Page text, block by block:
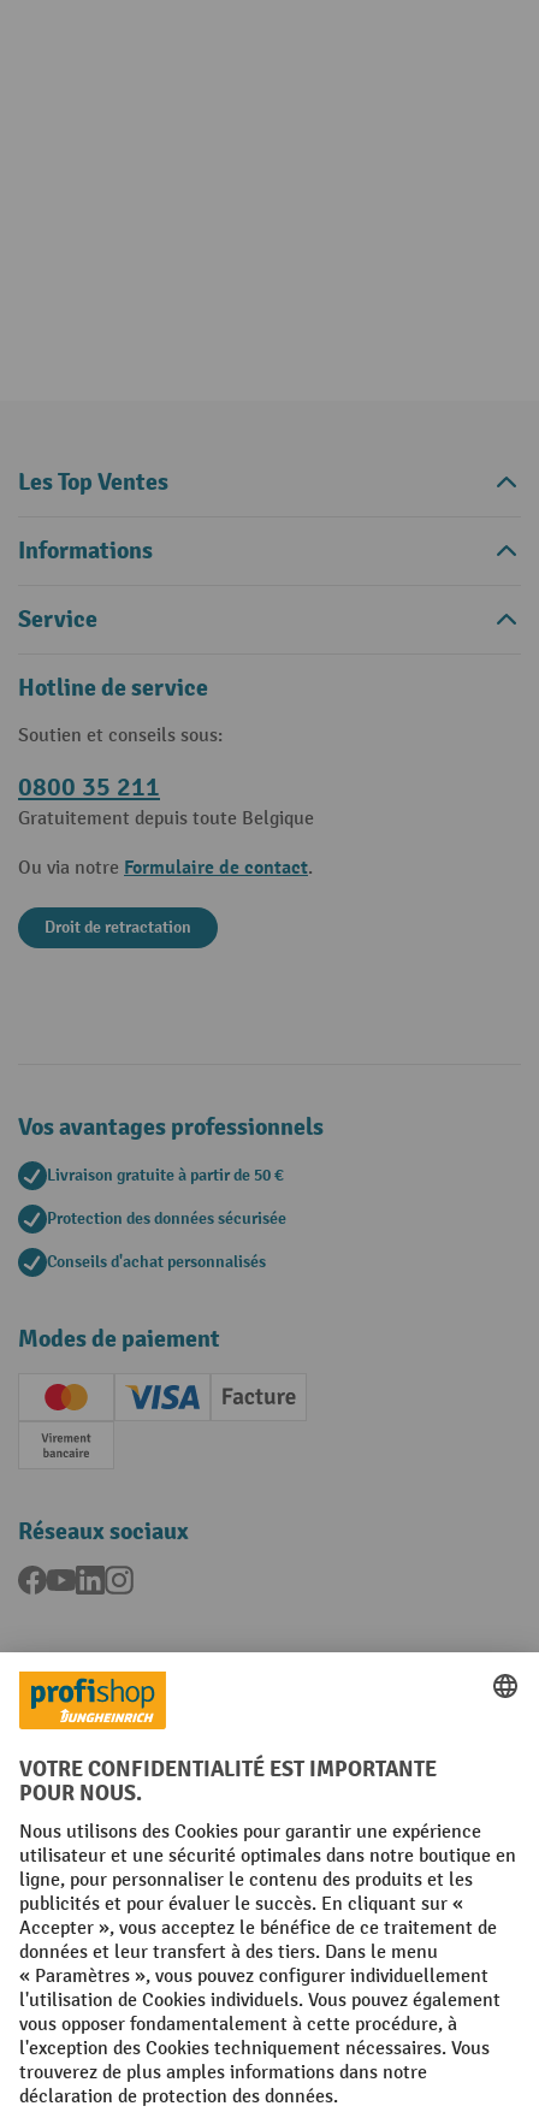
Les Top Ventes
Informations
Service
Hotline de service
Soutien et conseils sous:
0800 35 211
Gratuitement depuis toute Belgique
Ou via notre Formulaire de contact.
Droit de retractation
Vos avantages professionnels
Livraison gratuite à partir de 50 €
Protection des données sécurisée
Conseils d'achat personnalisés
Modes de paiement
Creditcard (Master)Creditcard (Visa)
Facture
Paiement anticipé
Réseaux sociaux
Facebook
YouTubeLinkedInInstagram
Langues
FR NL
Conditions générales Mentions légales
Protection des Données Politique de cookies
All prices excl. VAT plusshipping costsand possible delivery charges,
if not stated otherwise.
¹ La remise est valable jusqu'à épuisement des stocks. La remise ne
s'applique pas aux prix spéciaux. Il n'est pas possible de le combiner
avec d'autres réductions en pourcentage ou bons de réduction. | ² La
réduction sera accordée une seule fois lors de la première inscription
à la newsletter. Le code de réduction est valable pendant 10 jours et